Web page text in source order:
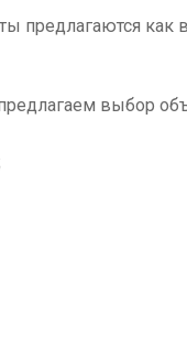
предлагаются как
выбор